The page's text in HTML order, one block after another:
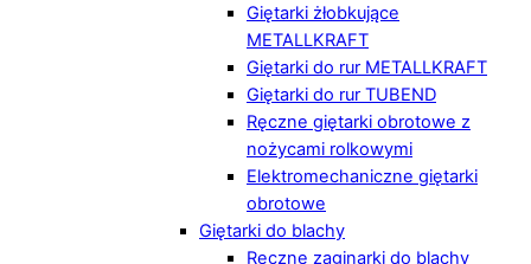
Giętarki żłobkujące
METALLKRAFT
Giętarki do rur METALLKRAFT
Giętarki do rur TUBEND
Ręczne giętarki obrotowe z
nożycami rolkowymi
Elektromechaniczne giętarki
obrotowe
Giętarki do blachy
Ręczne zaginarki do blachy